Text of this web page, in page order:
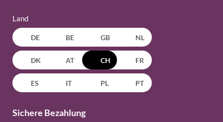
Land
DE BE GB NL
DK AT CH FR
ES IT PL PT
Sichere Bezahlung